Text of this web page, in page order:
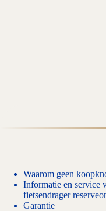
Waarom geen
Informatie en service
fietsendrager
Garantie